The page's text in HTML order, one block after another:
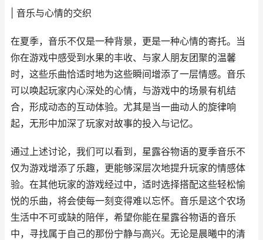
| 音乐与心情的交织
在夏季，音乐不仅是一种背景，更是一种心情的寄托。当
你在游戏中感受到水果的丰收、与家人朋友团聚的温馨
时，这些乐曲恰适时地为这些瞬间增添了一层情感。音乐
可以唤起玩家内心深处的心情，与游戏中的场景有机结
合，形成动态的互动体验。尤其是当一曲动人的旋律响
起，无形中加深了玩家对故事的投入与记忆。
通过上述讨论，我们可以看到，星露谷物语的夏季音乐不
仅为游戏增添了乐趣，更能够深层次地提升玩家的情感体
验。在其他玩家的游戏经过中，适时选择搭配这些轻松愉
悦的乐曲，将会使每一刻变得难以忘怀。音乐是这个农场
生活中不可或缺的陪伴，希望你能在星露谷物语的音乐
中，寻找属于自己的那份宁静与高兴。无论是晨曦中的清